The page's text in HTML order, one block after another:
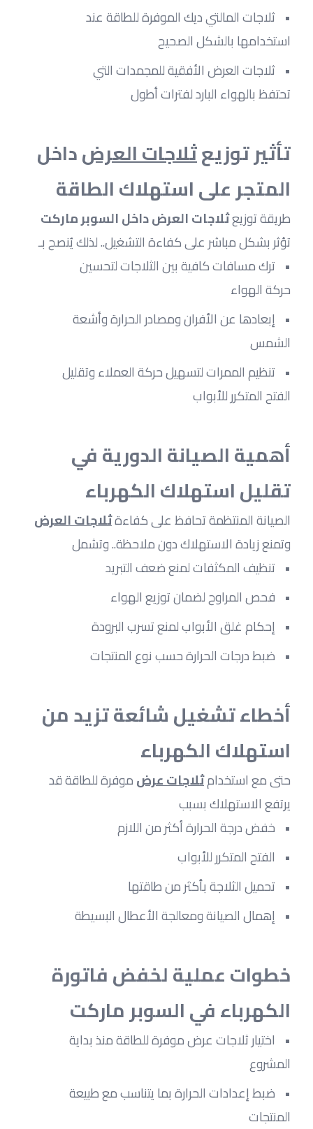
ثلاجات المالتي ديك الموفرة للطاقة عند
استخدامها بالشكل الصحيح
ثلاجات العرض الأفقية للمجمدات التي
تحتفظ بالهواء البارد لفترات أطول
تأثير توزيع ثلاجات العرض
المتجر على استهلاك الطاقة
طريقة توزيع ثلاجات العرض داخل السوبر ماركت
تؤثر بشكل مباشر على كفاءة التشغيل.. لذلك يُنصح بـ
ترك مسافات كافية بين الثلاجات لتحسين
حركة الهواء
إبعادها عن الأفران ومصادر الحرارة وأشعة
الشمس
تنظيم الممرات لتسهيل حركة العملاء وتقليل
الفتح المتكرر للأبواب
تقليل استهلاك الكهرباء
الصيانة المنتظمة تحافظ على كفاءة ثلاجات العرض
وتمنع زيادة الاستهلاك دون ملاحظة.. وتشمل
تنظيف المكثفات لمنع ضعف التبريد
فحص المراوح لضمان توزيع الهواء
إحكام غلق الأبواب لمنع تسرب البرودة
ضبط درجات الحرارة حسب نوع المنتجات
استهلاك الكهرباء
حتى مع استخدامثلاجات عرض
يرتفع الاستهلاك بسبب
خفض درجة الحرارة أكثر من اللازم
الفتح المتكرر للأبواب
تحميل الثلاجة بأكثر من طاقتها
إهمال الصيانة ومعالجة الأعطال البسيطة
الكهرباء في السوبر ماركت
اختيار ثلاجات عرض موفرة للطاقة منذ بداية
المشروع
ضبط إعدادات الحرارة بما يتناسب مع طبيعة
المنتجات